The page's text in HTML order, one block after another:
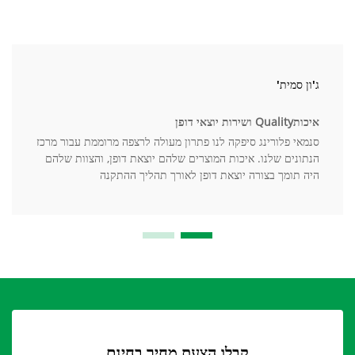
ג'ון סמית'
איכותQuality ושירות יוצאי דופן
סנמאי פלורינג סיפקה לנו פתרון מעולה לרצפה מרוממת עבור מרכז
הנתונים שלנו. איכות המוצרים שלהם יוצאת דופן, והצוות שלהם
היה תומך בצורה יוצאת דופן לאורך תהליך ההתקנה